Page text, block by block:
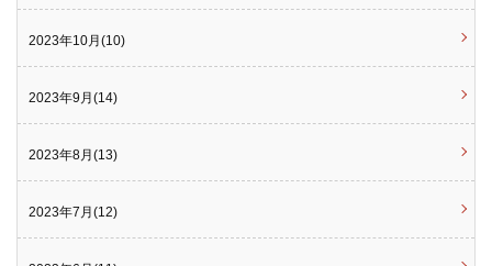
2023年10月(10)
2023年9月(14)
2023年8月(13)
2023年7月(12)